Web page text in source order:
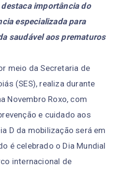
importância do
especializada para
saudável aos prematuros
meio da Secretaria de
(SES), realiza durante
Novembro Roxo, com
e cuidado aos
D da mobilização será em
é celebrado o Dia Mundial
internacional de